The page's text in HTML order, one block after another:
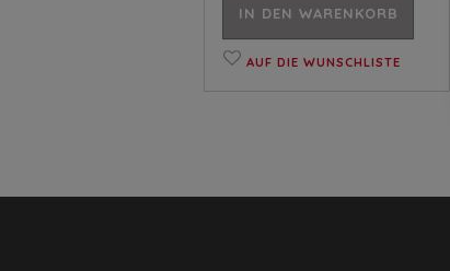
IN DEN WARENKORB
AUF DIE WUNSCHLISTE